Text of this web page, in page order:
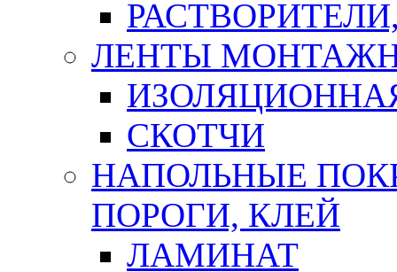
ЛЕНТЫ
СКОТЧИ
НАПОЛЬНЫЕ
ПОРОГИ, КЛЕЙ
ЛАМИНАТ